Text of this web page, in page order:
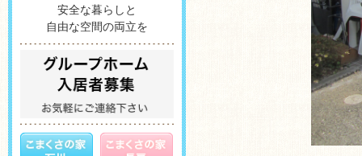
安全な暮らしと
自由な空間の両立を